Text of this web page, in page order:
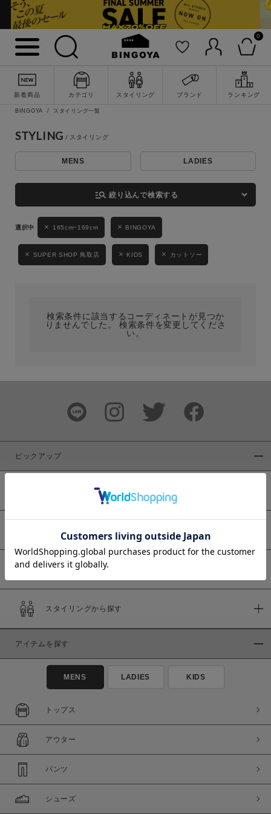
0
新着商品 カテゴリ スタイリング ブランド ランキング
詳細検索
キーワード
性別
MENS LADIES
ブランド
商品タイプ
通常商品
セール価格
在庫
在庫あり
BINGOYA スタイリング一覧
STYLING
MENS LADIES
manage_search 絞り込んで検索する
165cm~169cm BINGOYA
SUPER SHOP 鳥取店 KIDS カットソー
検索条件に該当するコーディネートが見つか
りませんでした。 検索条件を変更してくださ
い。
ピックアップ
予約商品
スタイリングから探す
アイテムを探す
MENS LADIES KIDS
トップス
アウター
パンツ
シューズ